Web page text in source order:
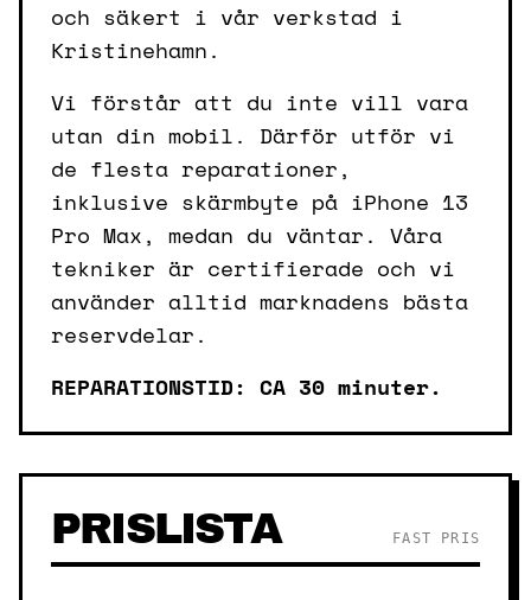
och säkert i vår verkstad i
Kristinehamn.
Vi förstår att du inte vill vara
utan din mobil. Därför utför vi
de flesta reparationer,
inklusive skärmbyte på iPhone 13
Pro Max, medan du väntar. Våra
tekniker är certifierade och vi
använder alltid marknadens bästa
reservdelar.
REPARATIONSTID: CA 30 minuter.
PRISLISTA FAST PRIS